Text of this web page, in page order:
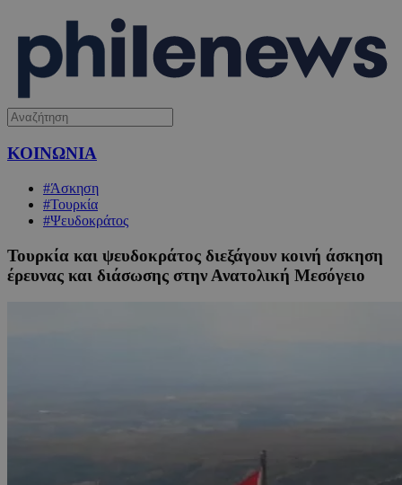
ΚΟΙΝΩΝΙΑ
#Άσκηση
#Τουρκία
#Ψευδοκράτος
Τουρκία και ψευδοκράτος διεξάγουν κοινή άσκηση
έρευνας και διάσωσης στην Ανατολική Μεσόγειο